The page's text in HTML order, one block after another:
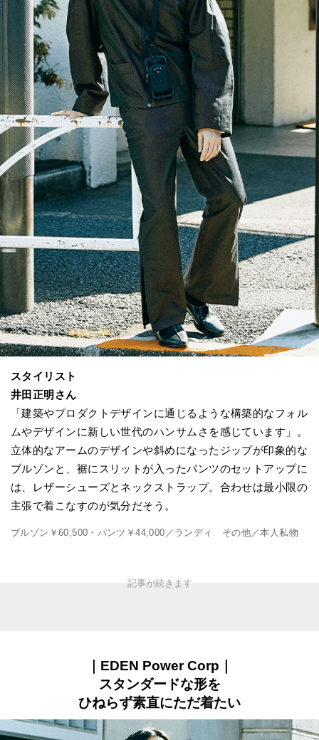
スタイリスト
井田正明さん
「建築やプロダクトデザインに通じるような構築的なフォル
ムやデザインに新しい世代のハンサムさを感じています」。
立体的なアームのデザインや斜めになったジップが印象的な
ブルゾンと、裾にスリットが入ったパンツのセットアップに
は、レザーシューズとネックストラップ。合わせは最小限の
主張で着こなすのが気分だそう。
ブルゾン￥60,500・パンツ￥44,000／ランディ その他／本人私物
｜EDEN Power Corp｜
スタンダードな形を
ひねらず素直にただ着たい